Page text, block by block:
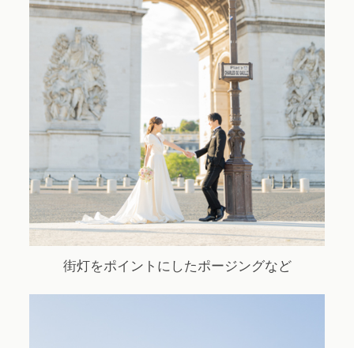
街灯をポイントにしたポージングなど